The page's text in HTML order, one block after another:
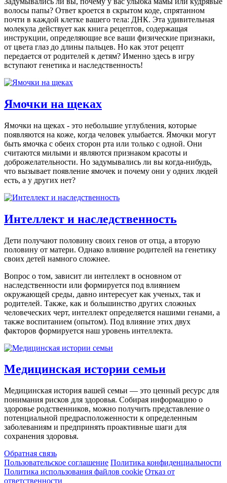
волосы папы? Ответ кроется в скрытом коде, спрятанном
почти в каждой клетке вашего тела: ДНК. Эта удивительная
молекула действует как книга рецептов, содержащая
инструкции, определяющие все ваши физические признаки,
от цвета глаз до длины пальцев. Но как этот рецепт
передается от родителей к детям? Именно здесь в игру
вступают генетика и наследственность!
Ямочки на щеках
Ямочки на щеках - это небольшие углубления, которые
появляются на коже, когда человек улыбается. Ямочки могут
быть ямочка с обеих сторон рта или только с одной. Они
считаются милыми и являются признаком красоты и
доброжелательности. Но задумывались ли вы когда-нибудь,
что вызывает появление ямочек и почему они у одних людей
есть, а у других нет?
Интеллект и наследственность
Дети получают половину своих генов от отца, а вторую
половину от матери. Однако влияние родителей на генетику
своих детей намного сложнее.
Вопрос о том, зависит ли интеллект в основном от
наследственности или формируется под влиянием
окружающей среды, давно интересует как ученых, так и
родителей. Также, как и большинство других сложных
человеческих черт, интеллект определяется нашими генами, а
также воспитанием (опытом). Под влияние этих двух
факторов формируется наш уровень интеллекта.
Медицинская истории семьи
Медицинская история вашей семьи — это ценный ресурс для
понимания рисков для здоровья. Собирая информацию о
здоровье родственников, можно получить представление о
потенциальной предрасположенности к определенным
заболеваниям и предпринять проактивные шаги для
сохранения здоровья.
Обратная связь
Пользовательское соглашение Политика конфиденциальности
Политика использования файлов cookie Отказ от
ответственности